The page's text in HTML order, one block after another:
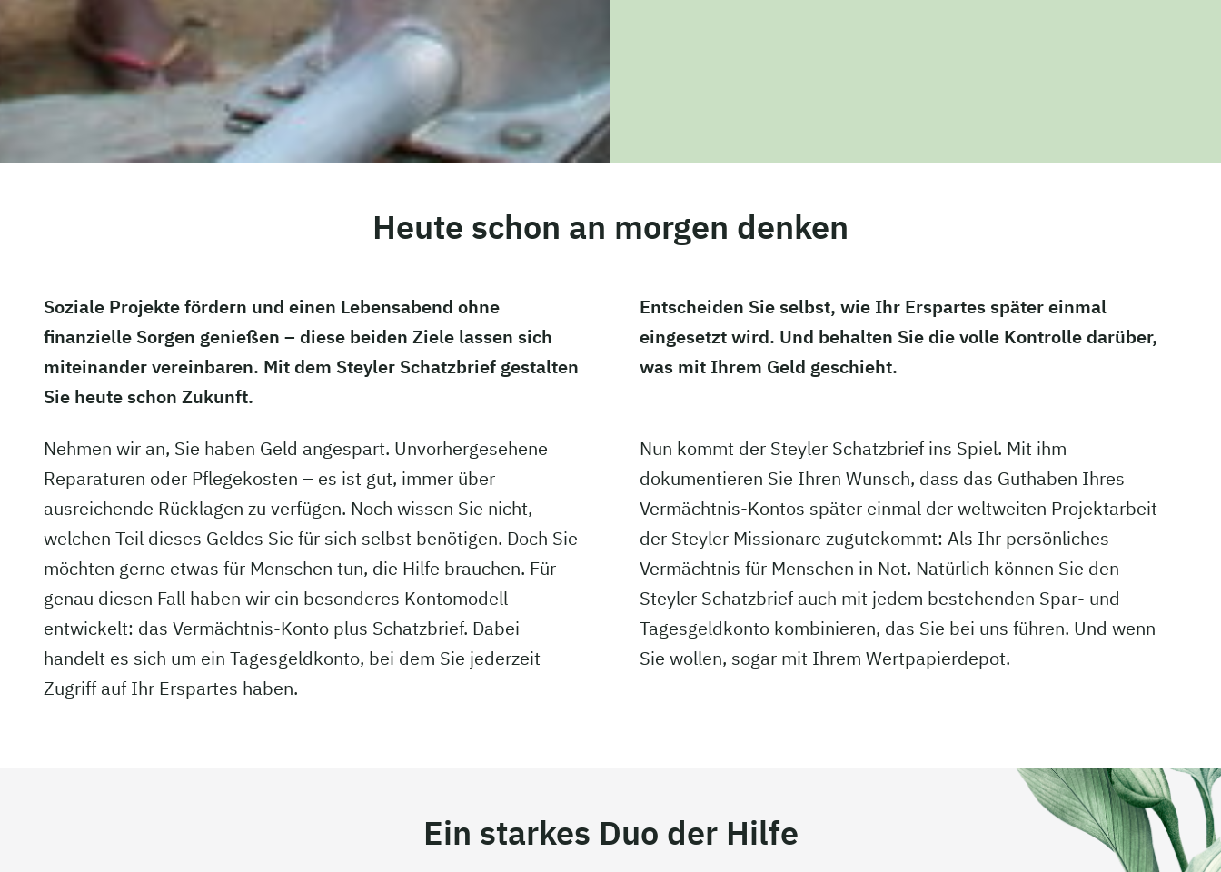
Heute schon an morgen denken
Soziale Projekte fördern und einen Lebensabend ohne
finanzielle Sorgen genießen – diese beiden Ziele lassen sich
miteinander vereinbaren. Mit dem Steyler Schatzbrief gestalten
Sie heute schon Zukunft.
Entscheiden Sie selbst, wie Ihr Erspartes später einmal
eingesetzt wird. Und behalten Sie die volle Kontrolle darüber,
was mit Ihrem Geld geschieht.
Nehmen wir an, Sie haben Geld angespart. Unvorhergesehene
Reparaturen oder Pflegekosten – es ist gut, immer über
ausreichende Rücklagen zu verfügen. Noch wissen Sie nicht,
welchen Teil dieses Geldes Sie für sich selbst benötigen. Doch Sie
möchten gerne etwas für Menschen tun, die Hilfe brauchen. Für
genau diesen Fall haben wir ein besonderes Kontomodell
entwickelt: das Vermächtnis-Konto plus Schatzbrief. Dabei
handelt es sich um ein Tagesgeldkonto, bei dem Sie jederzeit
Zugriff auf Ihr Erspartes haben.
Nun kommt der Steyler Schatzbrief ins Spiel. Mit ihm
dokumentieren Sie Ihren Wunsch, dass das Guthaben Ihres
Vermächtnis-Kontos später einmal der weltweiten Projektarbeit
der Steyler Missionare zugutekommt: Als Ihr persönliches
Vermächtnis für Menschen in Not. Natürlich können Sie den
Steyler Schatzbrief auch mit jedem bestehenden Spar- und
Tagesgeldkonto kombinieren, das Sie bei uns führen. Und wenn
Sie wollen, sogar mit Ihrem Wertpapierdepot.
Ein starkes Duo der Hilfe